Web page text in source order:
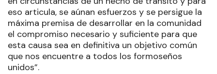
eso articula, se aúnan esfuerzos y se persigue la
máxima premisa de desarrollar en la comunidad
el compromiso necesario y suficiente para que
esta causa sea en definitiva un objetivo común
que nos encuentre a todos los formoseños
unidos”.